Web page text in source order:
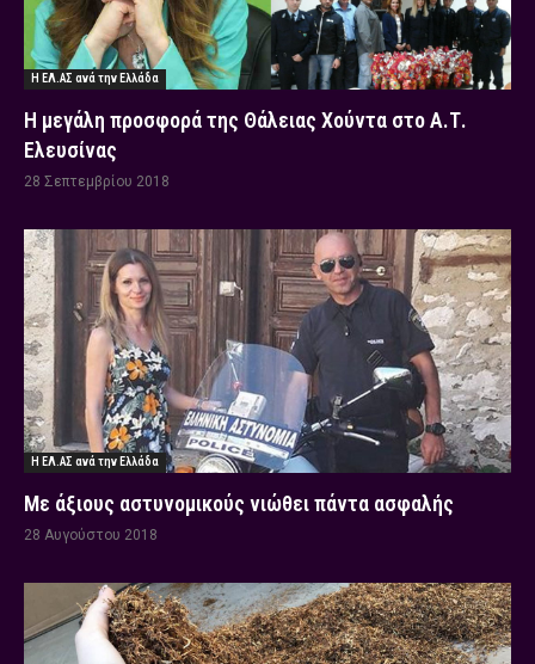
Η ΕΛ.ΑΣ ανά την Ελλάδα
Η μεγάλη προσφορά της Θάλειας Χούντα στο Α.Τ.
Ελευσίνας
28 Σεπτεμβρίου 2018
Η ΕΛ.ΑΣ ανά την Ελλάδα
Με άξιους αστυνομικούς νιώθει πάντα ασφαλής
28 Αυγούστου 2018